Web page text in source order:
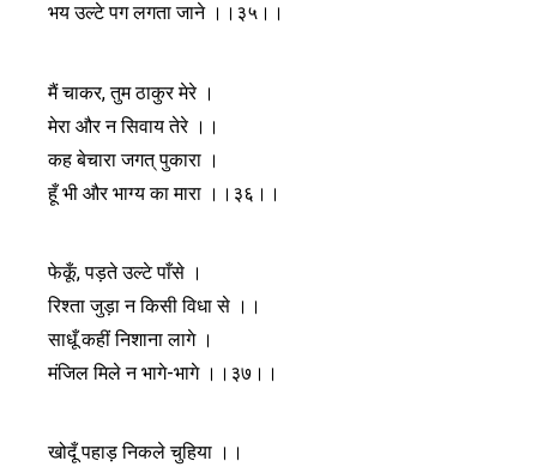
भय उल्टे पग लगता जाने ।।३५।।
मैं चाकर, तुम ठाकुर मेरे ।
मेरा और न सिवाय तेरे ।।
कह बेचारा जगत् पुकारा ।
हूँ भी और भाग्य का मारा ।।३६।।
फेकूँ, पड़ते उल्टे पाँसे ।
रिश्ता जुड़ा न किसी विधा से ।।
साधूँ कहीं निशाना लागे ।
मंजिल मिले न भागे-भागे ।।३७।।
खोदूँ पहाड़ निकले चुहिया ।।